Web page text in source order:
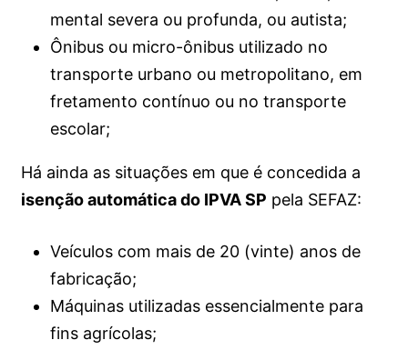
mental severa ou profunda, ou autista;
Ônibus ou micro-ônibus utilizado no
transporte urbano ou metropolitano, em
fretamento contínuo ou no transporte
escolar;
Há ainda as situações em que é concedida a
isenção automática do IPVA SP pela SEFAZ:
Veículos com mais de 20 (vinte) anos de
fabricação;
Máquinas utilizadas essencialmente para
fins agrícolas;